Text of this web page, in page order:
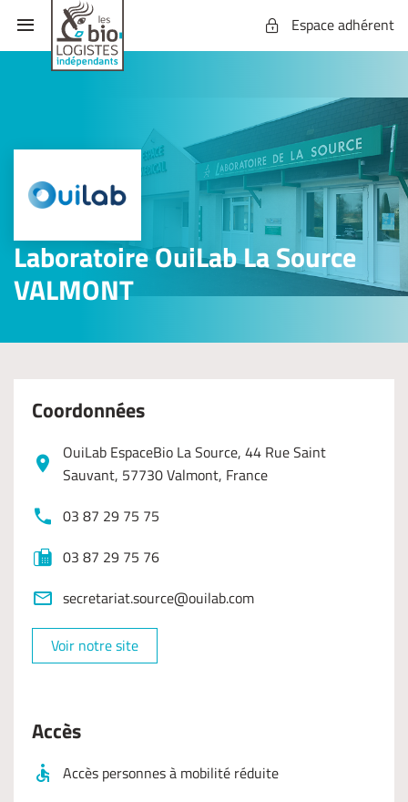
Espace adhérent
Laboratoire OuiLab La Source
VALMONT
Coordonnées
OuiLab EspaceBio La Source, 44 Rue Saint
Sauvant, 57730 Valmont, France
03 87 29 75 75
03 87 29 75 76
secretariat.source@ouilab.com
Voir notre site
Accès
Accès personnes à mobilité réduite